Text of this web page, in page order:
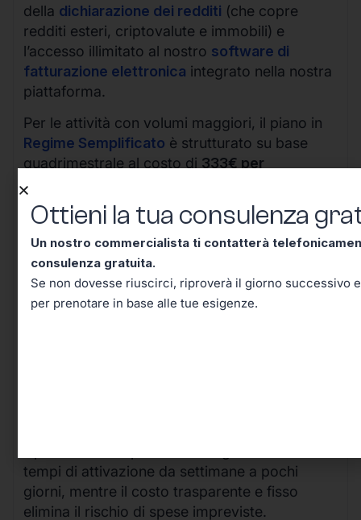
della dichiarazione dei redditi (che copre
redditi esteri, criptovalute e immobili) e
l’accesso illimitato al nostro software di
fatturazione elettronica integrato nella nostra
piattaforma.
Per le attività con volumi maggiori, il piano in
Regime Semplificato è strutturato su base
quadrimestrale al costo di 333€ per
quadrimestre (IVA esclusa)
funzionalità avanzate necessarie per gestire un
business in crescita.
tempi di attivazione da settimane a pochi
giorni, mentre il costo trasparente e fisso
elimina il rischio di spese impreviste.
Ottieni la tua consulenza
Un nostro commercialista ti contatterà
consulenza gratuita.
Se non dovesse riuscirci, riproverà il giorno successivo
per prenotare in base alle tue esigenze.